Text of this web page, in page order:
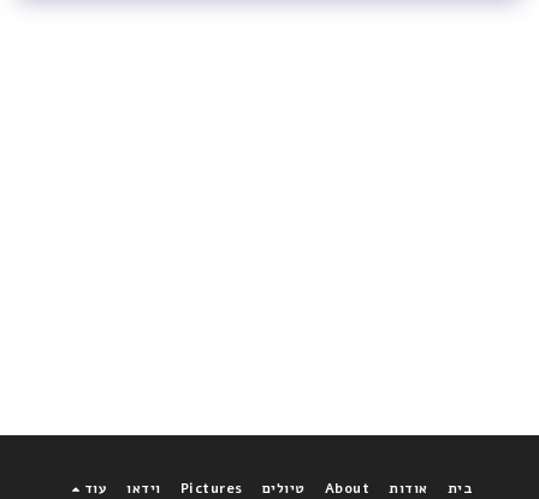
בית אודות About טיולים Pictures וידאו עוד